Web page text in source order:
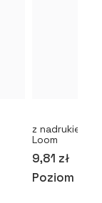
z nadrukiem
Loom
9,81 zł
Poziom cen